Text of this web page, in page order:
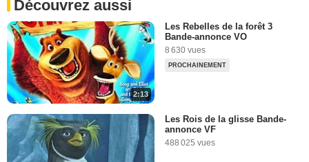
Découvrez aussi
2:13
Les Rebelles de la forêt 3
Bande-annonce VO
8 630 vues
PROCHAINEMENT
Les Rois de la glisse Bande-
annonce VF
488 025 vues